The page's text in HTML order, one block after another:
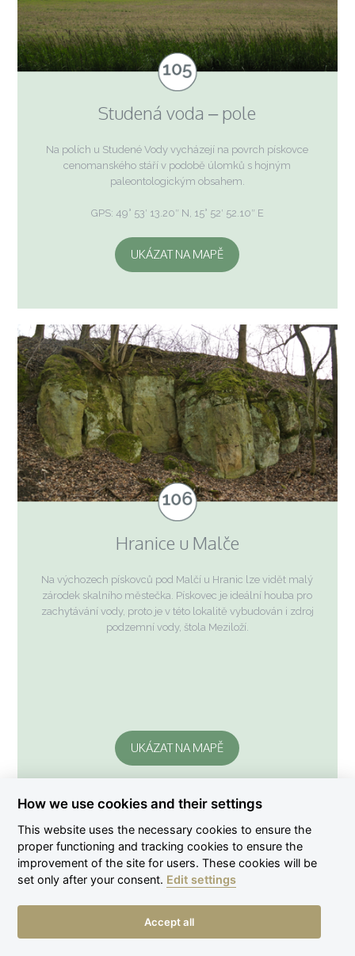
Studená voda – pole
Na polích u Studené Vody vycházejí na povrch pískovce
cenomanského stáří v podobě úlomků s hojným
paleontologickým obsahem.
GPS: 49° 53′ 13.20″ N, 15° 52′ 52.10″ E
UKÁZAT NA MAPĚ
Hranice u Malče
Na výchozech pískovců pod Malčí u Hranic lze vidět malý
zárodek skalního městečka. Pískovec je ideální houba pro
zachytávání vody, proto je v této lokalitě vybudován i zdroj
podzemní vody, štola Meziloží.
UKÁZAT NA MAPĚ
How we use cookies and their settings
This website uses the necessary cookies to ensure the
proper functioning and tracking cookies to ensure the
improvement of the site for users. These cookies will be
set only after your consent. Edit settings
Accept all